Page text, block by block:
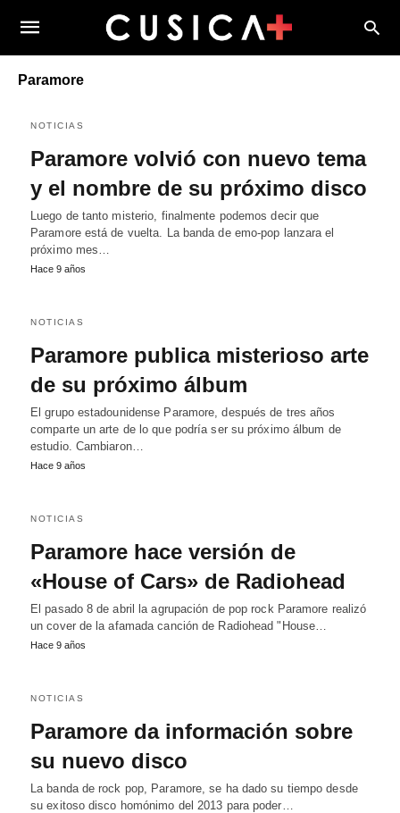
Paramore
NOTICIAS
Paramore volvió con nuevo tema
y el nombre de su próximo disco
Luego de tanto misterio, finalmente podemos decir que
Paramore está de vuelta. La banda de emo-pop lanzara el
próximo mes…
Hace 9 años
NOTICIAS
Paramore publica misterioso arte
de su próximo álbum
El grupo estadounidense Paramore, después de tres años
comparte un arte de lo que podría ser su próximo álbum de
estudio. Cambiaron…
Hace 9 años
NOTICIAS
Paramore hace versión de
«House of Cars» de Radiohead
El pasado 8 de abril la agrupación de pop rock Paramore realizó
un cover de la afamada canción de Radiohead "House…
Hace 9 años
NOTICIAS
Paramore da información sobre
su nuevo disco
La banda de rock pop, Paramore, se ha dado su tiempo desde
su exitoso disco homónimo del 2013 para poder…